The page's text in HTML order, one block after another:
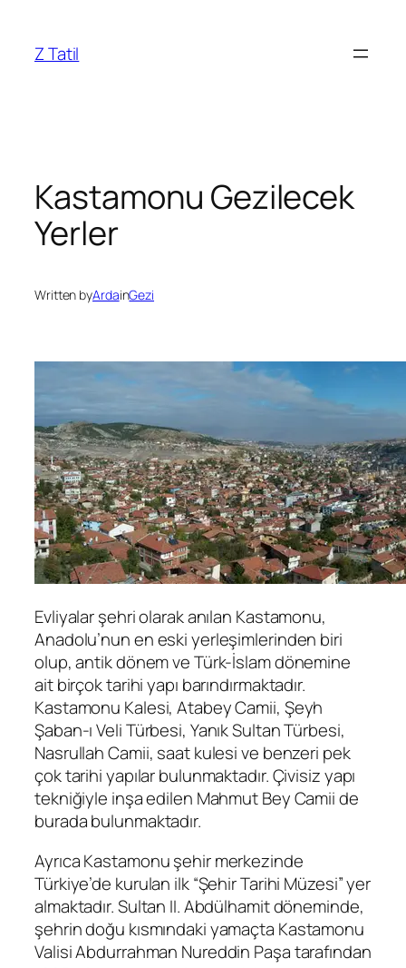
Z Tatil
Kastamonu Gezilecek
Yerler
Written byArdainGezi
Evliyalar şehri olarak anılan Kastamonu,
Anadolu’nun en eski yerleşimlerinden biri
olup, antik dönem ve Türk-İslam dönemine
ait birçok tarihi yapı barındırmaktadır.
Kastamonu Kalesi, Atabey Camii, Şeyh
Şaban-ı Veli Türbesi, Yanık Sultan Türbesi,
Nasrullah Camii, saat kulesi ve benzeri pek
çok tarihi yapılar bulunmaktadır. Çivisiz yapı
tekniğiyle inşa edilen Mahmut Bey Camii de
burada bulunmaktadır.
Ayrıca Kastamonu şehir merkezinde
Türkiye’de kurulan ilk “Şehir Tarihi Müzesi” yer
almaktadır. Sultan II. Abdülhamit döneminde,
şehrin doğu kısmındaki yamaçta Kastamonu
Valisi Abdurrahman Nureddin Paşa tarafından